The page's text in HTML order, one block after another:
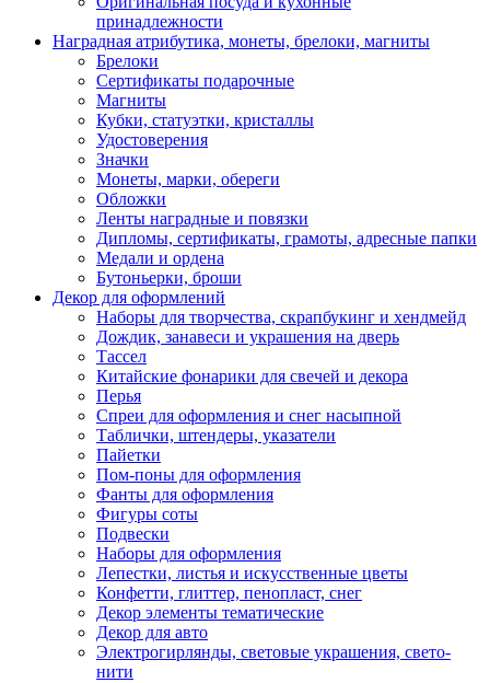
принадлежности
Наградная атрибутика, монеты, брелоки, магниты
Брелоки
Сертификаты подарочные
Магниты
Кубки, статуэтки, кристаллы
Удостоверения
Значки
Монеты, марки, обереги
Обложки
Ленты наградные и повязки
Дипломы, сертификаты, грамоты, адресные папки
Медали и ордена
Бутоньерки, броши
Декор для оформлений
Наборы для творчества, скрапбукинг и хендмейд
Дождик, занавеси и украшения на дверь
Тассел
Китайские фонарики для свечей и декора
Перья
Спреи для оформления и снег насыпной
Таблички, штендеры, указатели
Пайетки
Пом-поны для оформления
Фанты для оформления
Фигуры соты
Подвески
Наборы для оформления
Лепестки, листья и искусственные цветы
Конфетти, глиттер, пенопласт, снег
Декор элементы тематические
Декор для авто
Электрогирлянды, световые украшения, свето-
нити